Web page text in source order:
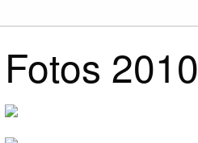
Fotos 2010